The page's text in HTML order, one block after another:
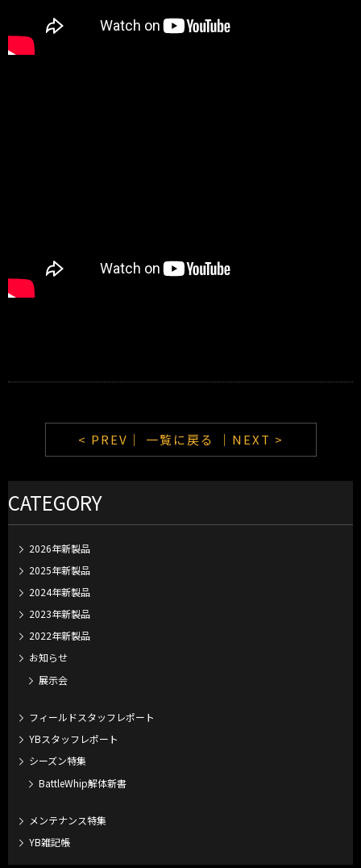
< PREV｜ 一覧に戻る ｜NEXT >
CATEGORY
2026年新製品
2025年新製品
2024年新製品
2023年新製品
2022年新製品
お知らせ
展示会
フィールドスタッフレポート
YBスタッフレポート
シーズン特集
BattleWhip解体新書
メンテナンス特集
YB雑記帳